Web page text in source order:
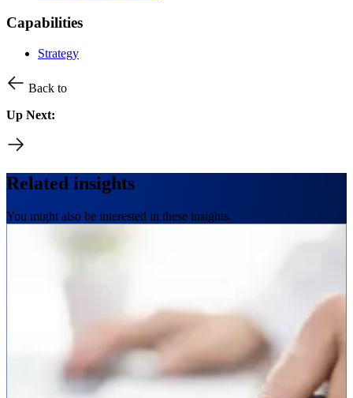
Capabilities
Strategy
Back to
Up Next:
Related insights
You might also be interested in these insights.